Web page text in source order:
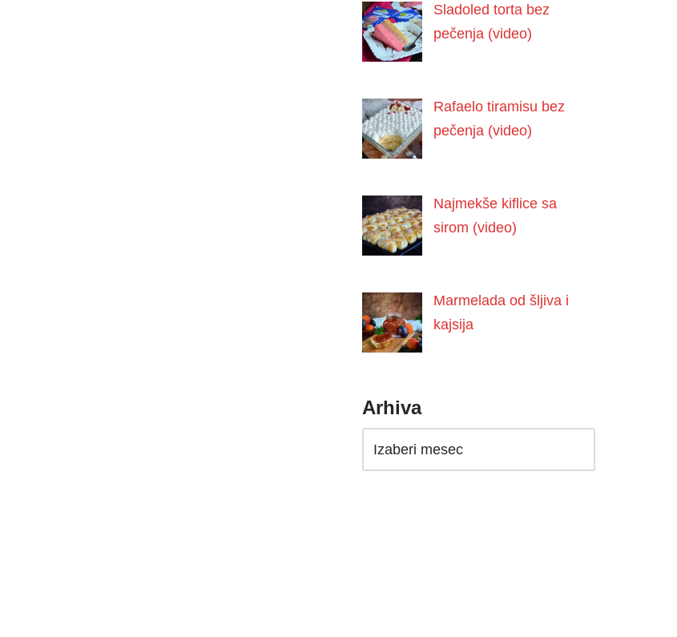
Sladoled torta bez
pečenja (video)
Rafaelo tiramisu bez
pečenja (video)
Najmekše kiflice sa
sirom (video)
Marmelada od šljiva i
kajsija
Arhiva